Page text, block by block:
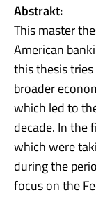
Abstrakt:
This master
American
this thesis
broader
which led to
decade. In the
which were
during the
focus on the